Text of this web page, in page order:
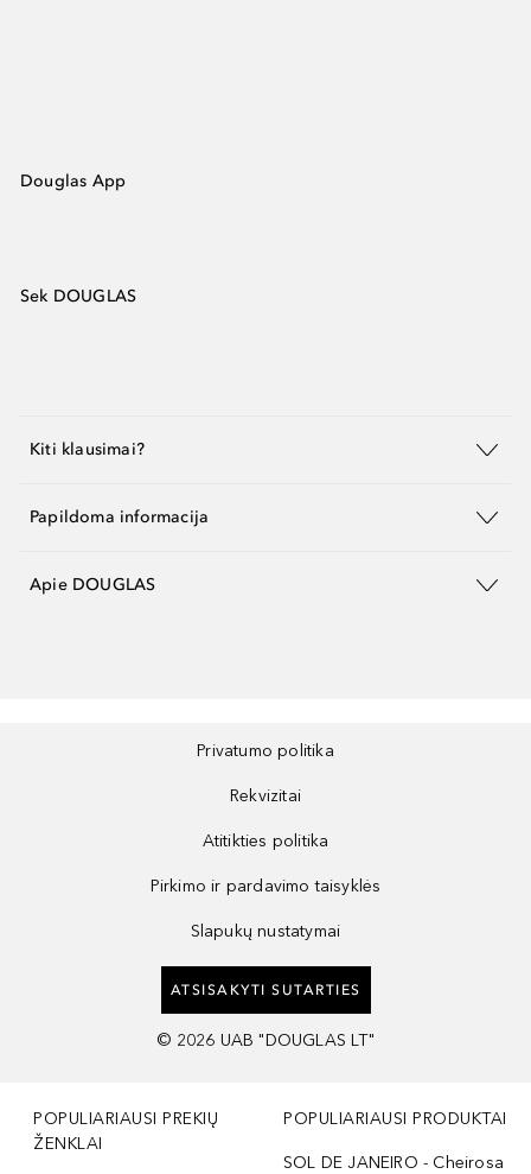
Douglas App
Sek DOUGLAS
Kiti klausimai?
Papildoma informacija
Apie DOUGLAS
Privatumo politika
Rekvizitai
Atitikties politika
Pirkimo ir pardavimo taisyklės
Slapukų nustatymai
ATSISAKYTI SUTARTIES
© 2026 UAB "DOUGLAS LT"
POPULIARIAUSI PREKIŲ
ŽENKLAI
POPULIARIAUSI PRODUKTAI
SOL DE JANEIRO - Cheirosa